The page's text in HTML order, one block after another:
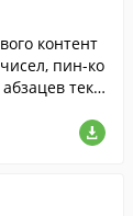
контент
пин-ко
текс
на кажды